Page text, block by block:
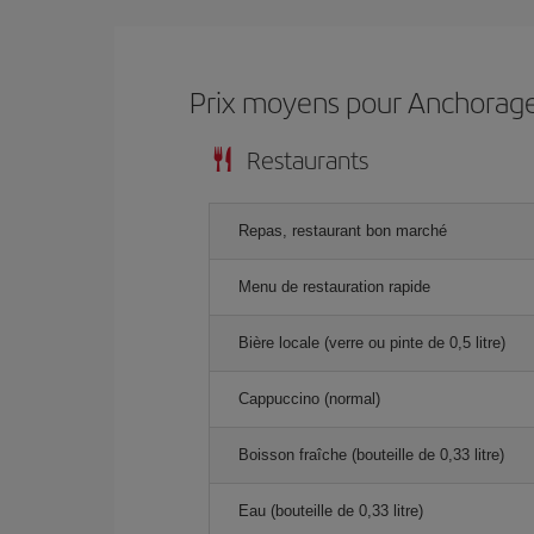
Prix ​​moyens pour
Restaurants
Repas, restaurant bon marché
Menu de restauration rapide
Bière locale (verre ou pinte de 0,5 litre)
Cappuccino (normal)
Boisson fraîche (bouteille de 0,33 litre)
Eau (bouteille de 0,33 litre)